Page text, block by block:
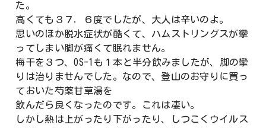
た。
高くても３７．６度でしたが、大人は辛いのよ。
思いのほか脱水症状が酷くて、ハムストリングスが攣
ってしまい脚が痛くて眠れません。
梅干を３つ、OS-1も１本と半分飲みましたが、脚の攣
りは治りませんでした。なので、登山のお守りに買っ
ておいた芍薬甘草湯を
飲んだら良くなったのです。これは凄い。
しかし熱は上がったり下がったり、しつこくウイルス